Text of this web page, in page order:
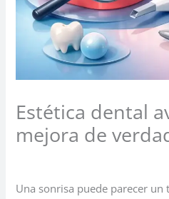
Estética dental
mejora de
Una sonrisa puede parecer